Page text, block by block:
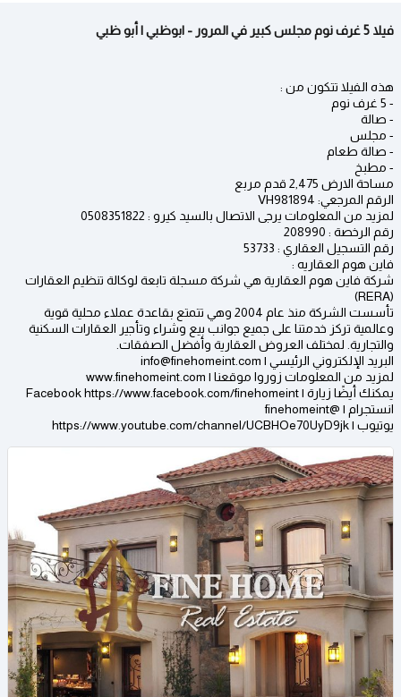
فيلا 5 غرف نوم مجلس كبير في المرور - ابوظبي | أبو ظبي
هذه الفيلا تتكون من :
- 5 غرف نوم
- صالة
- مجلس
- صالة طعام
- مطبخ
مساحة الارض 2,475 قدم مربع
الرقم المرجعي: VH981894
لمزيد من المعلومات يرجى الاتصال بالسيد كيرو : 0508351822
رقم الرخصة : 208990
رقم التسجيل العقاري : 53733
فاين هوم العقاريه :
شركة فاين هوم العقارية هي شركة مسجلة تابعة لوكالة تنظيم العقارات
(RERA)
تأسست الشركة منذ عام 2004 وهي تتمتع بقاعدة عملاء محلية قوية
وعالمية تركز خدمتنا على جميع جوانب بيع وشراء وتأجير العقارات السكنية
والتجارية. لمختلف العروض العقارية وأفضل الصفقات.
البريد الإلكتروني الرئيسي | info@finehomeint.com
لمزيد من المعلومات زوروا موقعنا | www.finehomeint.com
يمكنك أيضًا زيارة | Facebook https://www.facebook.com/finehomeint
انستجرام | @finehomeint
يوتيوب | https://www.youtube.com/channel/UCBHOe70UyD9jk